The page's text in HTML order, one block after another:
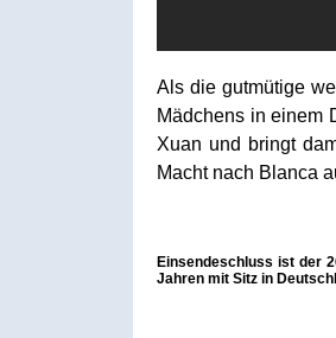
Als die gutmütige
Mädchens in einem
Xuan und bringt
Macht nach Blanca
Einsendeschluss ist der
Jahren mit Sitz in